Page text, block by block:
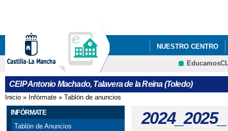
NUESTRO CENTRO
"LOS GOYA DEL
2021_
2022 JUEGO
CRFP
CEIP Antonio Machado, Talavera de la Reina (Toledo)
Se encuentra usted aquí
Inicio » Infórmate » Tablón de anuncios
INFÓRMATE
Tablón de Anuncios